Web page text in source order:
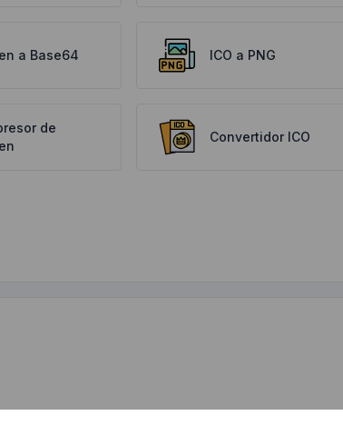
a Base64 ICO a PNG
de
Convertidor ICO